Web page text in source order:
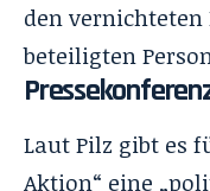
den
beteiligten
Laut Pilz gibt es
Aktion“ eine